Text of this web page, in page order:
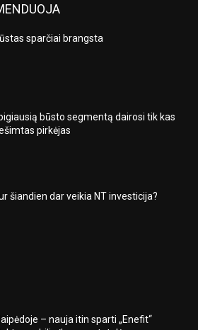
sparčiai brangsta
būsto segmentą dairosi tik kas
pirkėjas
šiandien dar veikia NT investicija?
– nauja itin sparti „Enefit“